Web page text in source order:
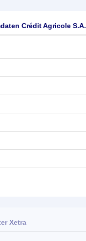
Crédit Agricole S.A.
Xetra